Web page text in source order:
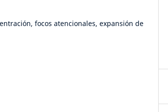
focos atencionales, expansión de